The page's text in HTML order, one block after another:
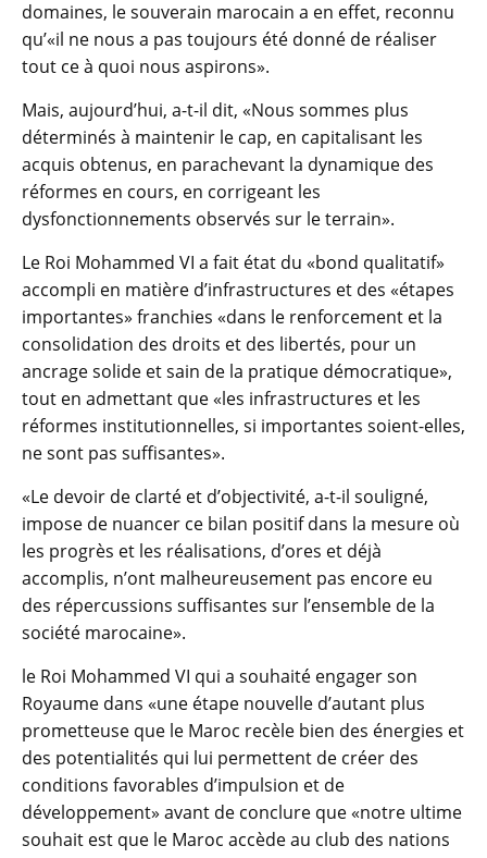
domaines, le souverain marocain a en effet, reconnu
qu’«il ne nous a pas toujours été donné de réaliser
tout ce à quoi nous aspirons».
Mais, aujourd’hui, a-t-il dit, «Nous sommes plus
déterminés à maintenir le cap, en capitalisant les
acquis obtenus, en parachevant la dynamique des
réformes en cours, en corrigeant les
dysfonctionnements observés sur le terrain».
Le Roi Mohammed VI a fait état du «bond qualitatif»
accompli en matière d’infrastructures et des «étapes
importantes» franchies «dans le renforcement et la
consolidation des droits et des libertés, pour un
ancrage solide et sain de la pratique démocratique»,
tout en admettant que «les infrastructures et les
réformes institutionnelles, si importantes soient-elles,
ne sont pas suffisantes».
«Le devoir de clarté et d’objectivité, a-t-il souligné,
impose de nuancer ce bilan positif dans la mesure où
les progrès et les réalisations, d’ores et déjà
accomplis, n’ont malheureusement pas encore eu
des répercussions suffisantes sur l’ensemble de la
société marocaine».
le Roi Mohammed VI qui a souhaité engager son
Royaume dans «une étape nouvelle d’autant plus
prometteuse que le Maroc recèle bien des énergies et
des potentialités qui lui permettent de créer des
conditions favorables d’impulsion et de
développement» avant de conclure que «notre ultime
souhait est que le Maroc accède au club des nations